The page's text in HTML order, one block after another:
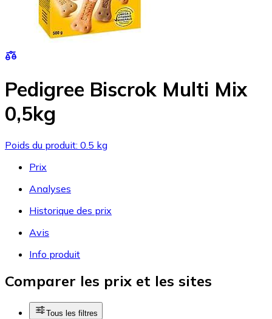
Pedigree Biscrok Multi Mix
0,5kg
Poids du produit: 0.5 kg
Prix
Analyses
Historique des prix
Avis
Info produit
Comparer les prix et les sites
Tous les filtres